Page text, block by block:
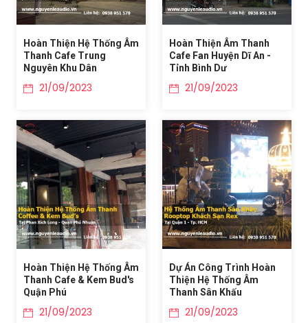
Hoàn Thiện Hệ Thống Âm
Thanh Cafe Trung
Nguyên Khu Dân
21/09/2023
Hoàn Thiện Âm Thanh
Cafe Fan Huyện Dĩ An -
Tỉnh Bình Dư
21/09/2023
Hoàn Thiện Hệ Thống Âm
Thanh Cafe & Kem Bud's
Quận Phú
21/09/2023
Dự Án Công Trình Hoàn
Thiện Hệ Thống Âm
Thanh Sân Khấu
21/09/2023